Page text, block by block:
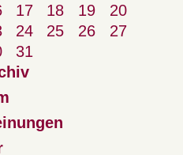
17 18 19
20
24 25 26
27
31